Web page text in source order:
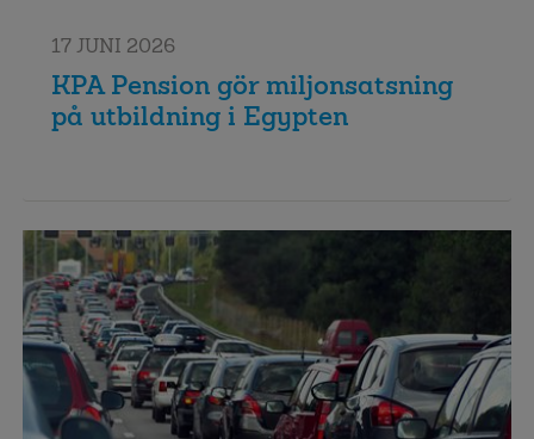
17 JUNI 2026
KPA Pension gör miljonsatsning
på utbildning i Egypten